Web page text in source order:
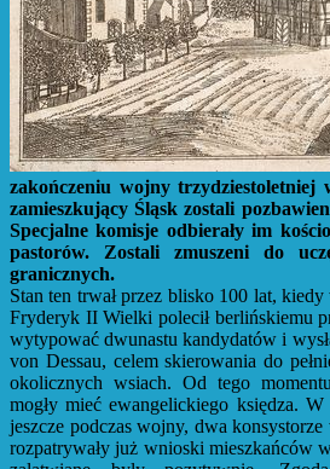
zakończeniu wojny trzydziestoletniej
zamieszkujący Śląsk zostali
Specjalne komisje odbierały im
pastorów. Zostali zmuszeni do
granicznych.
Stan ten trwał przez blisko 100 lat,
Fryderyk II Wielki polecił berlińskiemu
wytypować dwunastu kandydatów i
von Dessau, celem skierowania do
okolicznych wsiach. Od tego
mogły mieć ewangelickiego księdza.
jeszcze podczas wojny, dwa
rozpatrywały już wnioski mieszkańców